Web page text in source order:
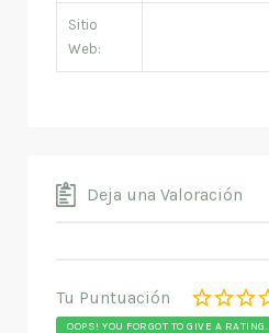
Sitio
Web:
Deja una Valoración
Tu Puntuación
OOPS! YOU FORGOT TO GIVE A RATING.